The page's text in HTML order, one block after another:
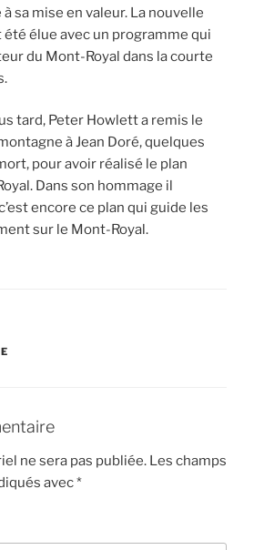
sa mise en valeur. La nouvelle
élue avec un programme qui
du Mont-Royal dans la courte
tard, Peter Howlett a remis le
à Jean Doré, quelques
pour avoir réalisé le plan
Dans son hommage il
encore ce plan qui guide les
sur le Mont-Royal.
ne sera pas publiée. Les champs
avec*